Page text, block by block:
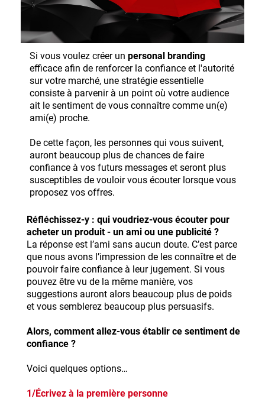
Si vous voulez créer un personal branding
efficace afin de renforcer la confiance et l'autorité
sur votre marché, une stratégie essentielle
consiste à parvenir à un point où votre audience
ait le sentiment de vous connaître comme un(e)
ami(e) proche.
De cette façon, les personnes qui vous suivent,
auront beaucoup plus de chances de faire
confiance à vos futurs messages et seront plus
susceptibles de vouloir vous écouter lorsque vous
proposez vos offres.
Réfléchissez-y : qui voudriez-vous écouter pour
acheter un produit - un ami ou une publicité ?
La réponse est l’ami sans aucun doute. C’est parce
que nous avons l’impression de les connaître et de
pouvoir faire confiance à leur jugement. Si vous
pouvez être vu de la même manière, vos
suggestions auront alors beaucoup plus de poids
et vous semblerez beaucoup plus persuasifs.
Alors, comment allez-vous établir ce sentiment de
confiance ?
Voici quelques options…
1/Écrivez à la première personne